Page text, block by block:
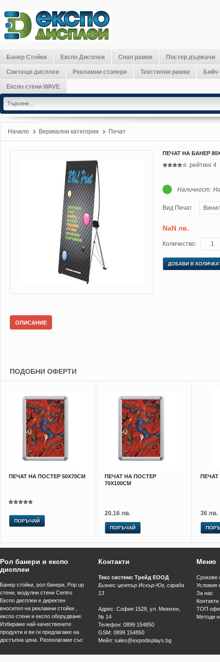
Банер Стойки Експо Дисплеи Снап рамки Постер държачи
Светещи дисплеи Рекламни стопери Текстилни рамки Бийч
Експо стени WAVE
Начало »
Верикални категории »
Печат
ПЕЧАТ НА БАНЕР
рейтинг 4
Наличност:
Вид Печат
NaN лв.
Количество:
ДОБАВИ В
ОПИСАНИЕ
ПОДОБНИ ОФЕРТИ
ПЕЧАТ НА ПОСТЕР 50Х70СМ
ПОРЪЧАЙ
ПЕЧАТ НА ПОСТЕР
70Х100СМ
20.16 лв.
ПОРЪЧАЙ
ПЕЧАТ
36 лв.
Рол банери и експо
дисплеи
Банер стойки, рол банери, Pop up
стени, модулни стени Centro
Експо дисплеи е директен
вносител на рекламни стойки ,
експо стени и експо оборудване.
Избираме най-качествените
продукти и ви ги предлагаме на
достъпна цена. Разполагаме със
широкоформатен печат и цех за
Контакти
Текс системс Трейд ЕООД
Бизнес център Искър-Юг, сграда
13
Адрес: София 1528 ул. Мюнхен,
№ 14
Телефон: 0899 154850
GSM: 0899 154850
Мейл: sales@expodisplays.bg
Меню
Срокове
Условия
За нас
Контакти
ТОП
Методи